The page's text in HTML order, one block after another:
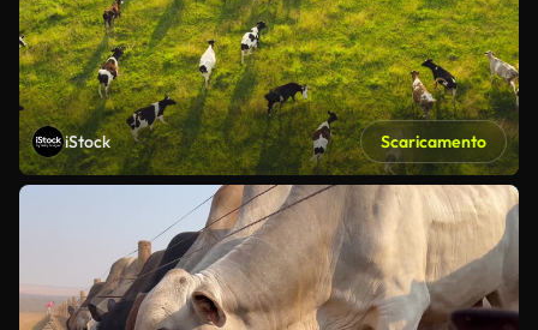
iStock Scaricamento